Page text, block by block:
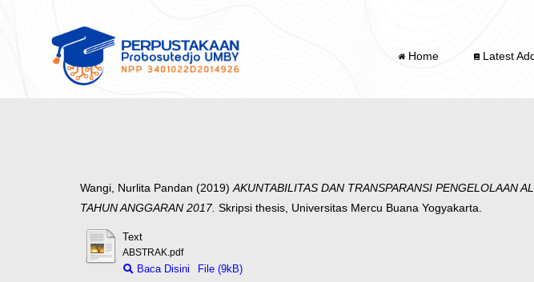
Home Latest
Wangi, Nurlita Pandan (2019)AKUNTABILITAS DAN TRANSPARANSI PENGELOLAAN
TAHUN ANGGARAN 2017. Skripsi thesis, Universitas Mercu Buana Yogyakarta.
Text
ABSTRAK.pdf
Baca Disini File (9kB)